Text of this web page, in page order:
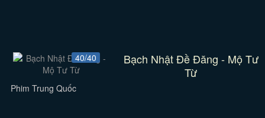
40/40
Bạch Nhật Đề Đăng - Mộ Tư
Từ
Phim Trung Quốc